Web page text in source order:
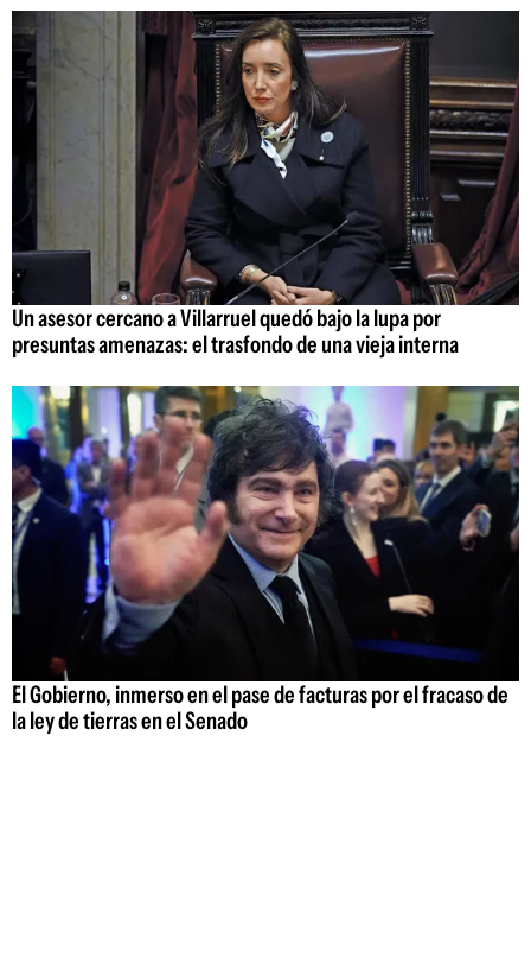
Un asesor cercano a Villarruel quedó bajo la lupa por
presuntas amenazas: el trasfondo de una vieja interna
El Gobierno, inmerso en el pase de facturas por el fracaso de
la ley de tierras en el Senado